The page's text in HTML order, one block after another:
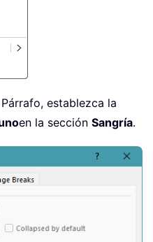
establezca la
en la sección Sangría.